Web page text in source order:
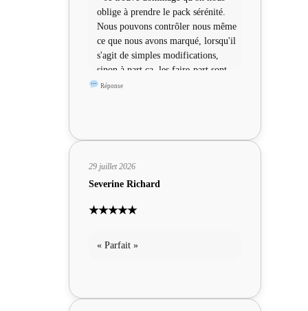
oblige à prendre le pack sérénité.
Nous pouvons contrôler nous même
ce que nous avons marqué, lorsqu'il
s'agit de simples modifications,
sinon à part ça, les faire-part sont
sympas »
Réponse
29 juillet 2026
Severine Richard
★★★★★
« Parfait »